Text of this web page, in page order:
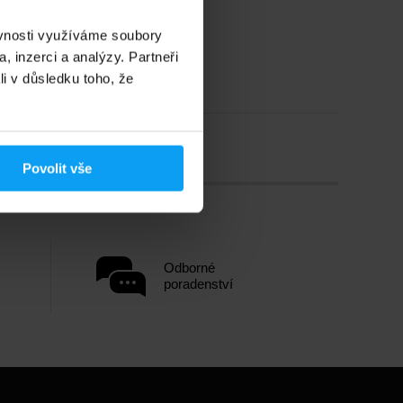
využíváme soubory
inzerci a analýzy. Partneři
v důsledku toho, že
Povolit vše
Odborné
poradenství